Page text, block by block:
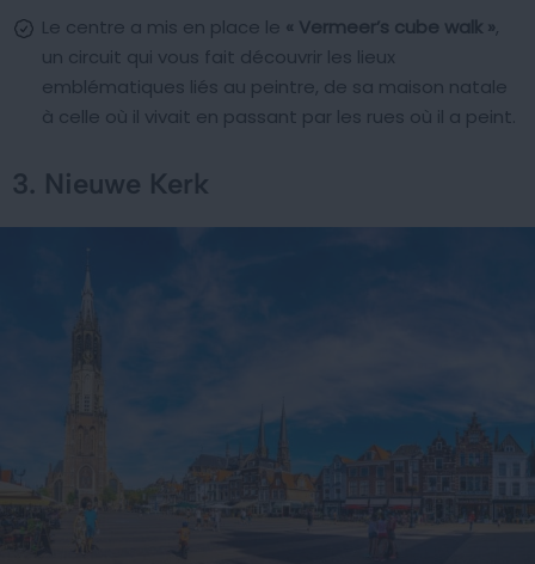
Le centre a mis en place le « Vermeer’s cube walk »,
un circuit qui vous fait découvrir les lieux
emblématiques liés au peintre, de sa maison natale
à celle où il vivait en passant par les rues où il a peint.
3. Nieuwe Kerk